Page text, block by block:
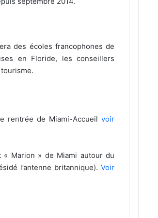
des écoles francophones de
en Floride, les conseillers
rentrée de Miami-Accueil voir
Marion » de Miami autour du
l’antenne britannique). Voir